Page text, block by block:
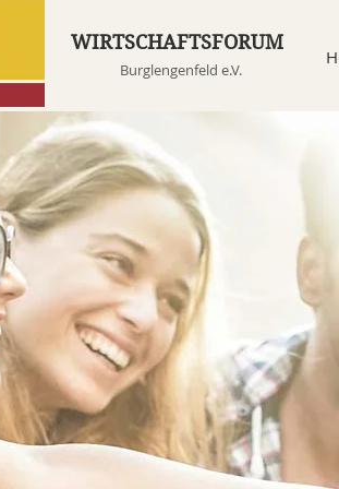
WIRTSCHAFTSFORUM
Burglengenfeld e.V.